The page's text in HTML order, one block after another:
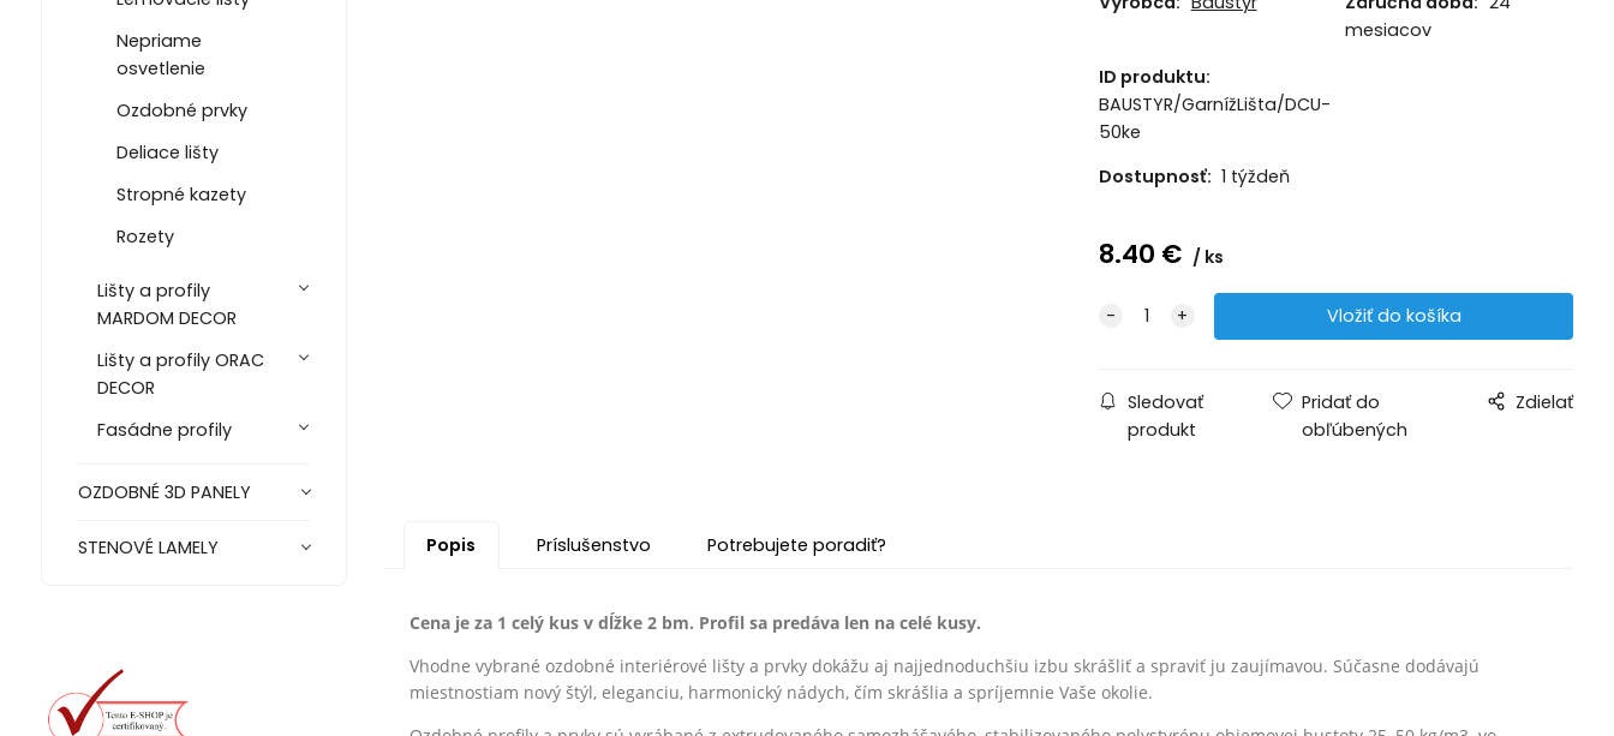
Nepriame
osvetlenie
Ozdobné prvky
Deliace lišty
Stropné kazety
Rozety
Lišty a profily
MARDOM DECOR
Lišty a profily ORAC
DECOR
Fasádne profily
OZDOBNÉ 3D PANELY
STENOVÉ LAMELY
mesiacov
ID produktu:
BAUSTYR/GarnížLišta/DCU-
50ke
Dostupnosť: 1 týždeň
8.40 € ks
Sledovať
produkt
Pridať do
obľúbených
Zdielať
Popis Príslušenstvo Potrebujete poradiť?
Cena je za 1 celý kus v dĺžke 2 bm. Profil sa predáva len na celé kusy.
Vhodne vybrané ozdobné interiérové lišty a prvky dokážu aj najjednoduchšiu izbu skrášliť a spraviť ju zaujímavou. Súčasne dodávajú
miestnostiam nový štýl, eleganciu, harmonický nádych, čím skrášlia a spríjemnie Vaše okolie.